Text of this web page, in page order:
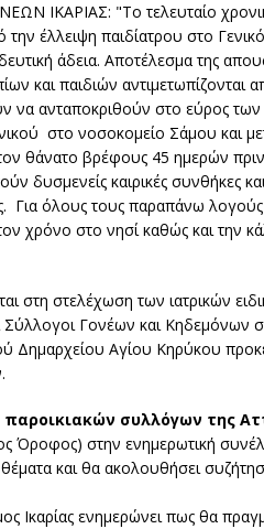
"Το τελευταίο χρονικό
έλλειψη παιδίατρου στο
άδεια. Αποτέλεσμα της
και παιδιών
να ανταποκριθούν στο εύρος
στο νοσοκομείο Σάμου και
βρέφους 45 ημερών πριν
δυσμενείς καιρικές συνθήκες
Για όλους τους παραπάνω
χρόνο στο νησί καθώς και την
στη στελέχωση των ιατρικών
Σύλλογοι Γονέων και
Δημαρχείου Αγίου Κηρύκου
συλλόγων της
Όροφος) στην ενημερωτική
και θα ακολουθήσει
Ικαρίας ενημερώνει πως θα